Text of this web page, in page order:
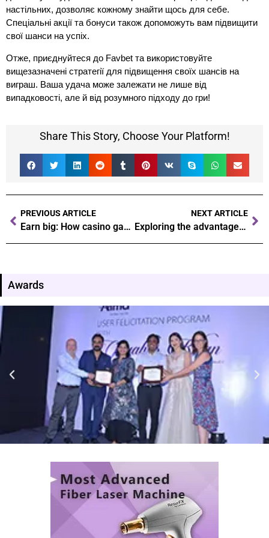
настільних, дозволяє кожному знайти щось для себе.
Спеціальні акції та бонуси також допоможуть вам підвищити
свої шанси на успіх.
Отже, приєднуйтеся до Favbet та використовуйте
вищезазначені стратегії для підвищення своїх шансів на
виграш. Ваша удача може залежати не лише від
випадковості, але й від розумного підходу до гри!
Share This Story, Choose Your Platform!
PREVIOUS ARTICLE
Earn big: How casino gambling delivers thrilling rewards and wins
NEXT ARTICLE
Exploring the advantages of online gaming versus traditional casinos
Awards